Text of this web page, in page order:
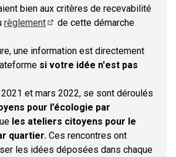
bien aux critères de recevabilité
règlement
de cette démarche
une information est directement
si votre idée n'est pas
et mars 2022, se sont déroulés
pour l’écologie par
les ateliers citoyens pour le
quartier. Ces rencontres ont
les idées déposées dans chaque